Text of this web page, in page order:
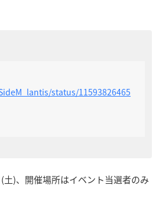
status/11593826465
土)、開催場所はイベント当選者のみ